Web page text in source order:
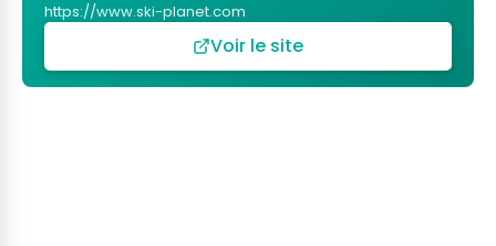
https://www.ski-planet.com
Voir le site